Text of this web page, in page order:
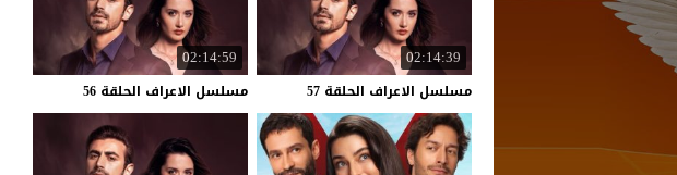
02:14:39
مسلسل الاعراف الحلقة 57
02:14:59
مسلسل الاعراف الحلقة 56